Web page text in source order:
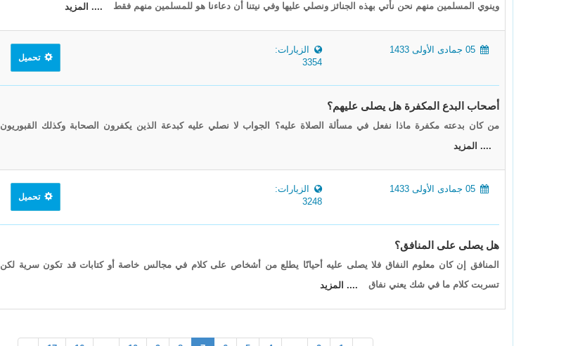
وينوي المسلمين منهم نحن نأتي بهذه الجنائز ونصلي عليها وفي نيتنا أن دعاءنا هو للمسلمين منهم فقط
.... المزيد
الزيارات:
3354
تحميل
أصحاب البدع المكفرة هل يصلى عليهم؟
من كان بدعته مكفرة ماذا نفعل في مسألة الصلاة عليه؟ الجواب لا نصلي عليه كبدعة الذين يكفرون الصحابة وكذلك القبوريون
.... المزيد
الزيارات:
3248
تحميل
هل يصلى على المنافق؟
المنافق إن كان معلوم النفاق فلا يصلى عليه أحيانًا يطلع من أشخاص على كلام في مجالس خاصة أو كتابات قد تكون سرية لكن
تسربت كلام ما في شك يعني نفاق
.... المزيد